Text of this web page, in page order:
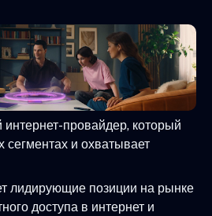
провайдер, который
сегментах и охватывает
лидирующие позиции на рынке
доступа в интернет и